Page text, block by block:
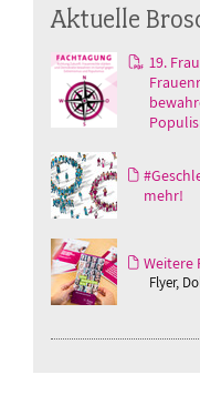
Aktuelle
19.
mehr!
Weitere
Flyer,